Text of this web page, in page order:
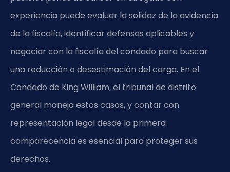
experiencia puede evaluar la solidez de la evidencia
de la fiscalía, identificar defensas aplicables y
negociar con la fiscalía del condado para buscar
una reducción o desestimación del cargo. En el
Condado de King William, el tribunal de distrito
general maneja estos casos, y contar con
representación legal desde la primera
comparecencia es esencial para proteger sus
derechos.